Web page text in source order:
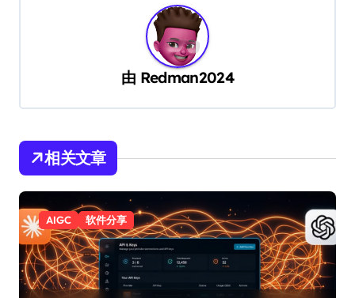
由 Redman2024
相关文章
AIGC 软件分享